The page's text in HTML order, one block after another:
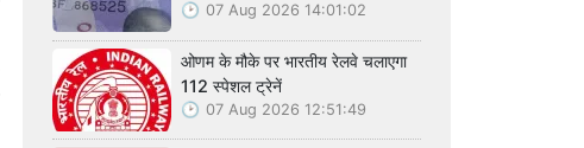
07 Aug 2026 14:01:02
ओणम के मौके पर भारतीय रेलवे चलाएगा
112 स्पेशल ट्रेनें
07 Aug 2026 12:51:49